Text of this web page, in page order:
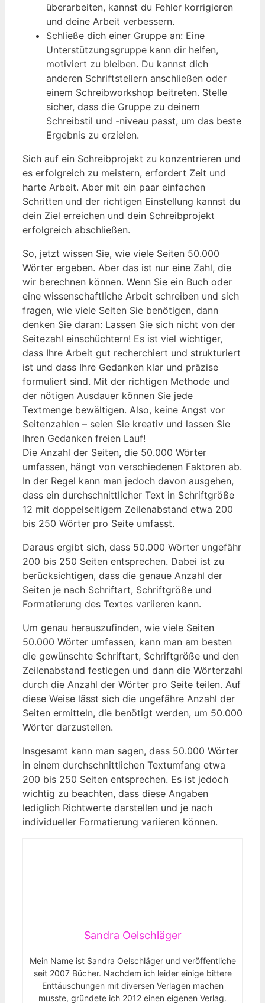
überarbeiten, kannst du Fehler korrigieren
und deine Arbeit verbessern.
Schließe dich einer Gruppe an: Eine
Unterstützungsgruppe kann dir helfen,
motiviert zu bleiben. Du kannst dich
anderen Schriftstellern anschließen oder
einem Schreibworkshop beitreten. Stelle
sicher, dass die Gruppe zu deinem
Schreibstil und -niveau passt, um das beste
Ergebnis zu erzielen.
Sich auf ein Schreibprojekt zu konzentrieren und
es erfolgreich zu meistern, erfordert Zeit und
harte Arbeit. Aber mit ein paar einfachen
Schritten und der richtigen Einstellung kannst du
dein Ziel erreichen und dein Schreibprojekt
erfolgreich abschließen.
So, jetzt wissen Sie, wie viele Seiten 50.000
Wörter ergeben. Aber das ist nur eine Zahl, die
wir berechnen können. Wenn Sie ein Buch oder
eine wissenschaftliche Arbeit schreiben und sich
fragen, wie viele Seiten Sie benötigen, dann
denken Sie daran: Lassen Sie sich nicht von der
Seitezahl einschüchtern! Es ist viel wichtiger,
dass Ihre Arbeit gut recherchiert und strukturiert
ist und dass Ihre Gedanken klar und präzise
formuliert sind. Mit der richtigen Methode und
der nötigen Ausdauer können Sie jede
Textmenge bewältigen. Also, keine Angst vor
Seitenzahlen – seien Sie kreativ und lassen Sie
Ihren Gedanken freien Lauf!
Die Anzahl der⁤ Seiten, die 50.000 ⁤Wörter
umfassen, hängt von verschiedenen Faktoren ⁤ab.
⁢In der ‍Regel kann man jedoch davon ausgehen,
dass ein⁣ durchschnittlicher ‍Text in Schriftgröße
⁣12 mit doppelseitigem Zeilenabstand etwa 200
⁤bis ⁤250 Wörter pro Seite umfasst.
Daraus ergibt sich, ⁤dass 50.000‍ Wörter ungefähr​
200 bis 250 Seiten entsprechen. Dabei ist zu
berücksichtigen, dass die genaue Anzahl der
Seiten je nach Schriftart, Schriftgröße ⁣und
Formatierung des‍ Textes variieren kann.
Um genau herauszufinden, wie viele Seiten
50.000‌ Wörter umfassen, kann man am besten
die gewünschte Schriftart,‌ Schriftgröße und den
⁢Zeilenabstand festlegen und dann die​ Wörterzahl
durch die Anzahl der Wörter pro Seite​ teilen. Auf
diese Weise lässt sich die‌ ungefähre Anzahl der
‌Seiten ermitteln, die benötigt werden, um 50.000
Wörter darzustellen.
Insgesamt ​kann man sagen, dass‍ 50.000 Wörter
in einem⁣ durchschnittlichen⁣ Textumfang etwa
200 bis 250 Seiten entsprechen. Es ist jedoch
wichtig zu⁤ beachten,⁤ dass diese Angaben
lediglich Richtwerte darstellen und je nach
individueller Formatierung⁢ variieren können.
Sandra Oelschläger
Mein Name ist Sandra Oelschläger und veröffentliche
seit 2007 Bücher. Nachdem ich leider einige bittere
Enttäuschungen mit diversen Verlagen machen
musste, gründete ich 2012 einen eigenen Verlag.